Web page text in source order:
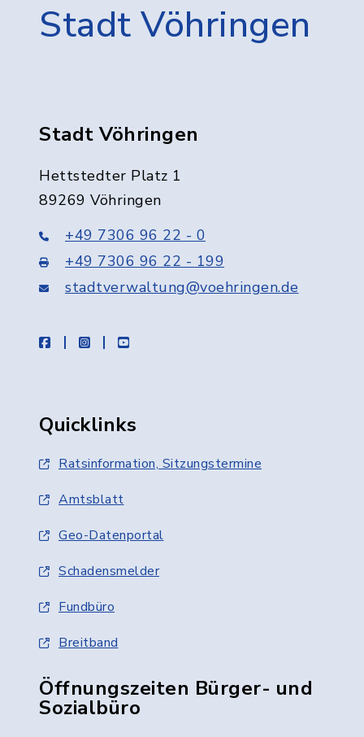
Stadt Vöhringen
Stadt Vöhringen
Hettstedter Platz 1
89269 Vöhringen
+49 7306 96 22 - 0
+49 7306 96 22 - 199
stadtverwaltung@voehringen.de
facebookinstagramyoutube
Quicklinks
Ratsinformation, Sitzungstermine
Amtsblatt
Geo-Datenportal
Schadensmelder
Fundbüro
Breitband
Öffnungszeiten Bürger- und
Sozialbüro